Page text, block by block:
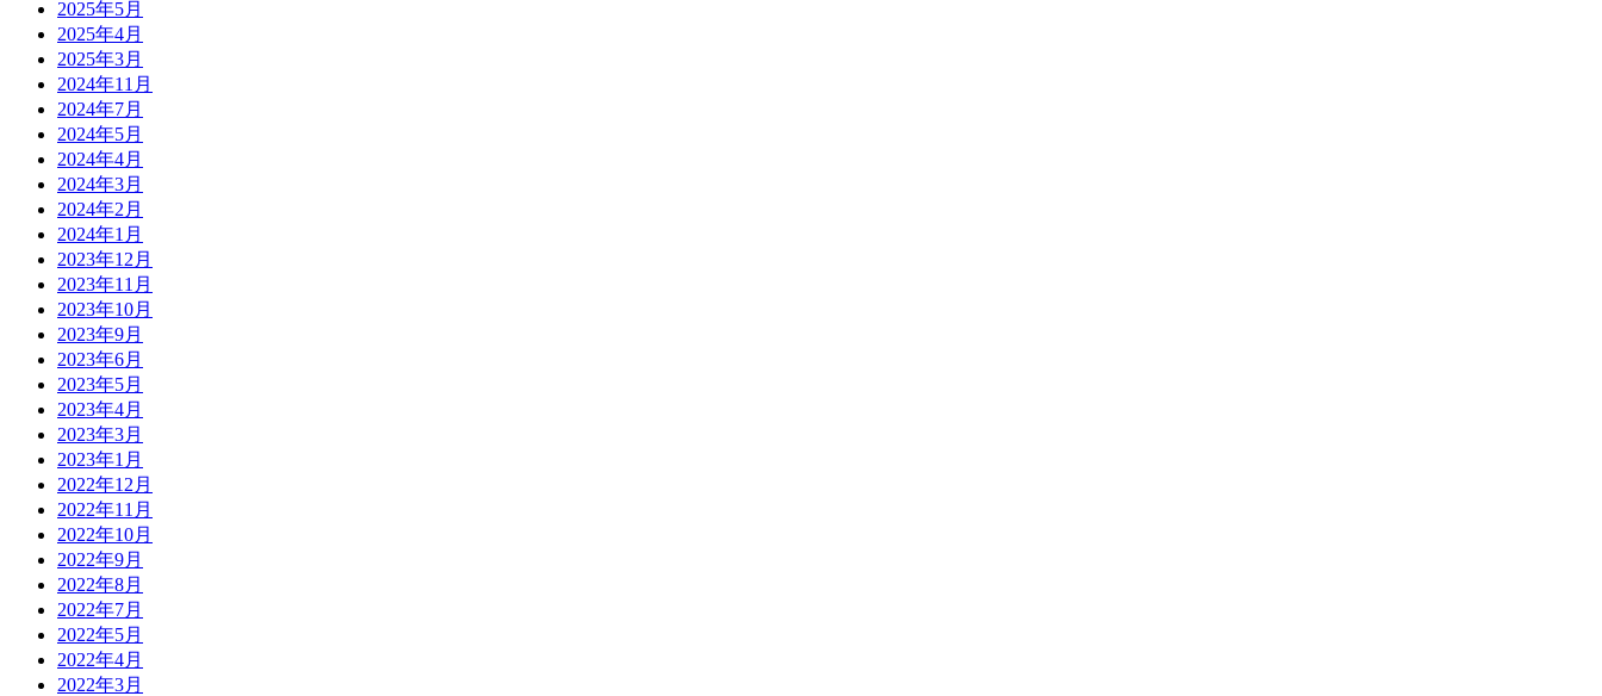
2025年5月
2025年4月
2025年3月
2024年11月
2024年7月
2024年5月
2024年4月
2024年3月
2024年2月
2024年1月
2023年12月
2023年11月
2023年10月
2023年9月
2023年6月
2023年5月
2023年4月
2023年3月
2023年1月
2022年12月
2022年11月
2022年10月
2022年9月
2022年8月
2022年7月
2022年5月
2022年4月
2022年3月